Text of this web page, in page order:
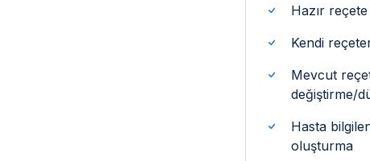
Hazır
Kendi
Mevcut
değiştirme/
Hasta
oluşturma